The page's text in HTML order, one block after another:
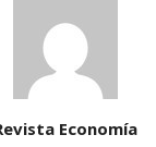
Economía